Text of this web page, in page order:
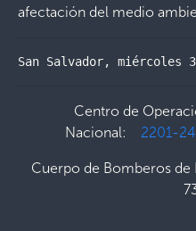
afectación del medio
San Salvador, miércoles
Centro de
Nacional: 2201-
Cuerpo de Bomberos